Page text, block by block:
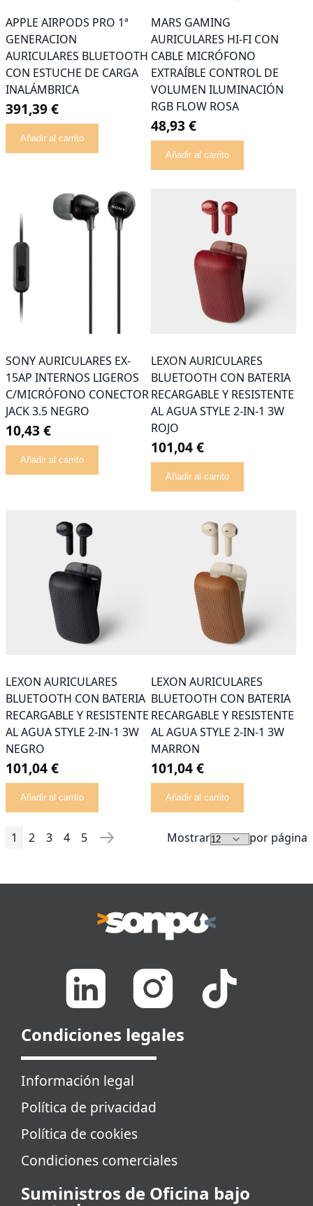
APPLE AIRPODS PRO 1ª
GENERACION
AURICULARES BLUETOOTH
CON ESTUCHE DE CARGA
INALÁMBRICA
391,39 €
Añadir al carrito
MARS GAMING
AURICULARES HI-FI CON
CABLE MICRÓFONO
EXTRAÍBLE CONTROL DE
VOLUMEN ILUMINACIÓN
RGB FLOW ROSA
48,93 €
Añadir al carrito
SONY AURICULARES EX-
15AP INTERNOS LIGEROS
C/MICRÓFONO CONECTOR
JACK 3.5 NEGRO
10,43 €
Añadir al carrito
LEXON AURICULARES
BLUETOOTH CON BATERIA
RECARGABLE Y RESISTENTE
AL AGUA STYLE 2-IN-1 3W
ROJO
101,04 €
Añadir al carrito
LEXON AURICULARES
BLUETOOTH CON BATERIA
RECARGABLE Y RESISTENTE
AL AGUA STYLE 2-IN-1 3W
NEGRO
101,04 €
Añadir al carrito
LEXON AURICULARES
BLUETOOTH CON BATERIA
RECARGABLE Y RESISTENTE
AL AGUA STYLE 2-IN-1 3W
MARRON
101,04 €
Añadir al carrito
Página
Actualmente estás leyendo página
1 Página
2 Página
3 Página
4 Página
5 Página
Siguiente Mostrar por página
Condiciones legales
Información legal
Política de privacidad
Política de cookies
Condiciones comerciales
Suministros de Oficina bajo